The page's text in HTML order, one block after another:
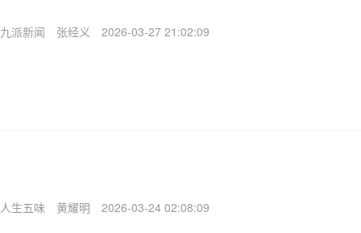
九派新闻 张经义 2026-03-27 21:02:09
人生五味 黄耀明 2026-03-24 02:08:09